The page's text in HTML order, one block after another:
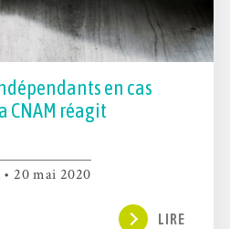
en cas
CNAM réagit
20 mai 2020
LIRE